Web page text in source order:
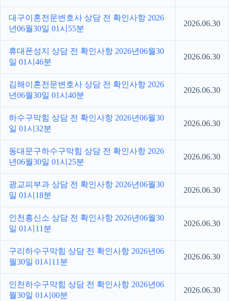
대구이혼전문변호사 상담 전 확인사항 2026
년06월30일 01시55분
2026.06.30
휴대폰성지 상담 전 확인사항 2026년06월30
일 01시46분
2026.06.30
김해이혼전문변호사 상담 전 확인사항 2026
년06월30일 01시40분
2026.06.30
하수구막힘 상담 전 확인사항 2026년06월30
일 01시32분
2026.06.30
동대문구하수구막힘 상담 전 확인사항 2026
년06월30일 01시25분
2026.06.30
광교피부과 상담 전 확인사항 2026년06월30
일 01시18분
2026.06.30
인천흥신소 상담 전 확인사항 2026년06월30
일 01시11분
2026.06.30
구리하수구막힘 상담 전 확인사항 2026년06
월30일 01시11분
2026.06.30
인천하수구막힘 상담 전 확인사항 2026년06
월30일 01시00분
2026.06.30